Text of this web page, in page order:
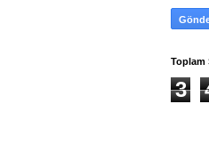
Toplam
3